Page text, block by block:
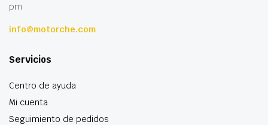
pm
info@motorche.com
Servicios
Centro de ayuda
Mi cuenta
Seguimiento de pedidos